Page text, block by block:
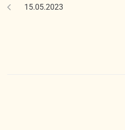
15.05.2023